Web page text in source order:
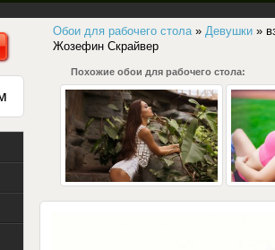
Обои для рабочего стола» Девушки »
Жозефин Скрайвер
Похожие обои для рабочего стола: